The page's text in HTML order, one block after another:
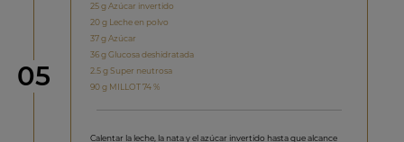
Paso
05
25 g Azúcar invertido
20 g Leche en polvo
37 g Azúcar
36 g Glucosa deshidratada
2.5 g Super neutrosa
90 g MILLOT 74 %
Calentar la leche, la nata y el azúcar invertido hasta que alcance